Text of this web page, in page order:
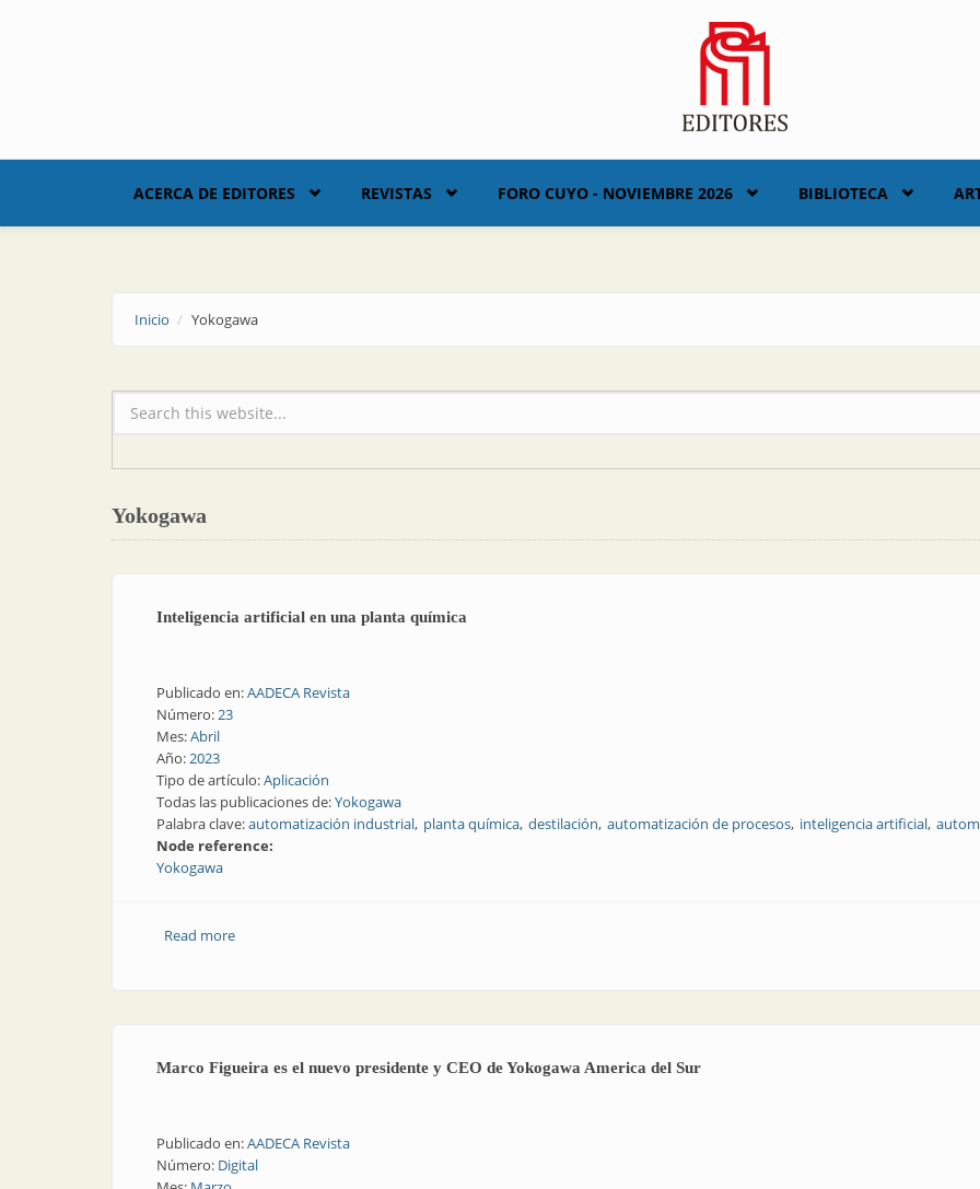
ACERCA DE EDITORES REVISTAS FORO CUYO - NOVIEMBRE 2026 BIBLIOTECA
Inicio Yokogawa
Formulario de búsqueda
Yokogawa
Inteligencia artificial en una planta química
Publicado en:AADECA Revista
Número:23
Mes:Abril
Año:2023
Tipo de artículo:Aplicación
Todas las publicaciones de:Yokogawa
Palabra clave:automatización industrial planta química destilación automatización de procesos inteligencia artificial
Node reference:
Yokogawa
Read moreabout Inteligencia artificial en una planta química
Marco Figueira es el nuevo presidente y CEO de Yokogawa America del Sur
Publicado en:AADECA Revista
Número: Digital